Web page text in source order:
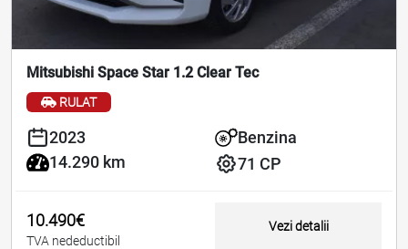
Mitsubishi Space Star 1.2 Clear Tec
RULAT
2023
14.290 km
Benzina
71 CP
10.490€
TVA nedeductibil
Vezi detalii